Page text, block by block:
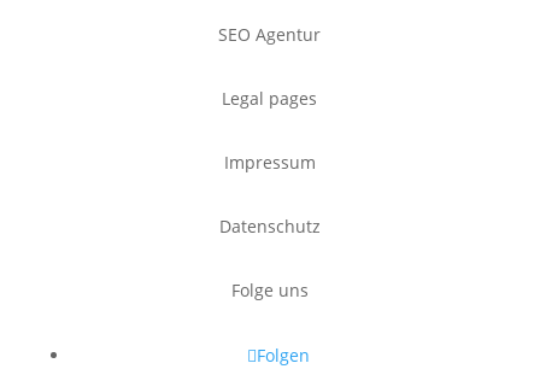
SEO Agentur
Legal pages
Impressum
Datenschutz
Folge uns
Folgen